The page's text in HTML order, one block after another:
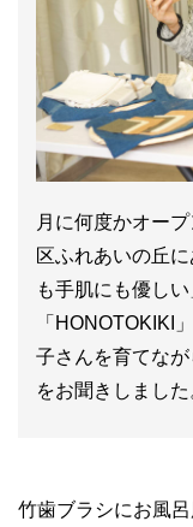
月に何度かオー
区ふれあいの丘
も手肌にも優し
「HONOTOKIKI
子さんを育てな
をお聞きしました
竹歯ブラシにお風